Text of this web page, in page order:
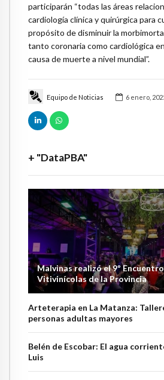
Equipo de Noticias 6 enero,
+ "DataPBA"
Malvinas realizó el 9º
Vitivinícolas de la Provincia
Arteterapia en La Matanza:
personas adultas mayores
Belén de Escobar: El agua
Luis
participarán “todas las áreas
cardiología clínica y quirúrgica para
propósito de disminuir la
tanto coronaria como cardiológica
causa de muerte a nivel mundial”.